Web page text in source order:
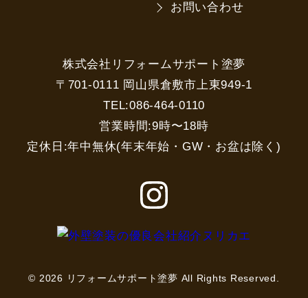
お問い合わせ
株式会社リフォームサポート塗夢
〒701-0111 岡山県倉敷市上東949-1
TEL:086-464-0110
営業時間:9時〜18時
定休日:年中無休(年末年始・GW・お盆は除く)
© 2026 リフォームサポート塗夢 All Rights Reserved.